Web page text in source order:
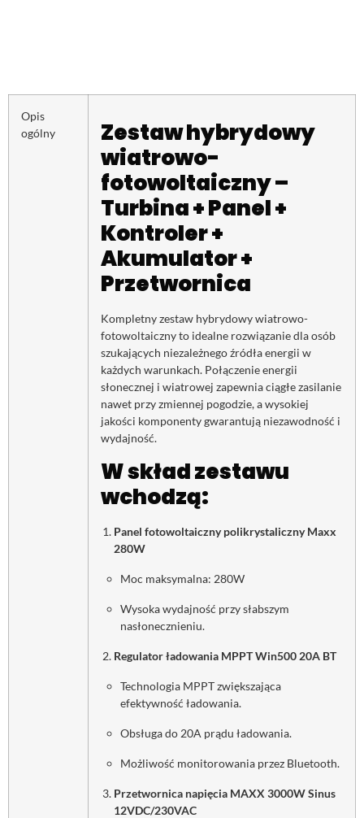
Opis
ogólny
Zestaw hybrydowy
wiatrowo-
fotowoltaiczny –
Turbina + Panel +
Kontroler +
Akumulator +
Przetwornica
Kompletny zestaw hybrydowy wiatrowo-
fotowoltaiczny to idealne rozwiązanie dla osób
szukających niezależnego źródła energii w
każdych warunkach. Połączenie energii
słonecznej i wiatrowej zapewnia ciągłe zasilanie
nawet przy zmiennej pogodzie, a wysokiej
jakości komponenty gwarantują niezawodność i
wydajność.
W skład zestawu
wchodzą:
Panel fotowoltaiczny polikrystaliczny Maxx
280W
Moc maksymalna: 280W
Wysoka wydajność przy słabszym
nasłonecznieniu.
Regulator ładowania MPPT Win500 20A BT
Technologia MPPT zwiększająca
efektywność ładowania.
Obsługa do 20A prądu ładowania.
Możliwość monitorowania przez Bluetooth.
Przetwornica napięcia MAXX 3000W Sinus
12VDC/230VAC